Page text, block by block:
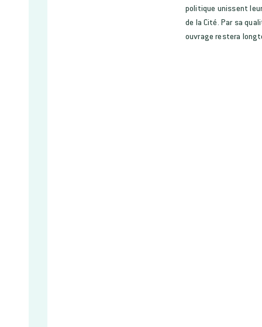
politique unissent
de la Cité. Par sa
ouvrage restera